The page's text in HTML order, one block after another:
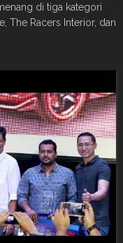
di tiga kategori
The Racers Interior, dan